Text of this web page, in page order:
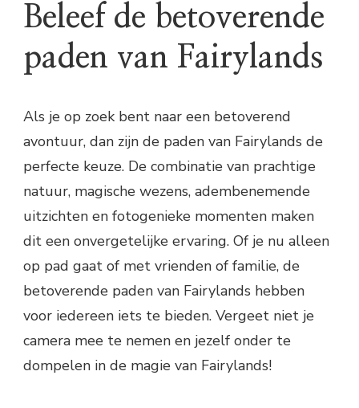
Beleef de betoverende
paden van Fairylands
Als je op zoek bent naar een betoverend
avontuur, dan zijn de paden van Fairylands de
perfecte keuze. De combinatie van prachtige
natuur, magische wezens, adembenemende
uitzichten en fotogenieke momenten maken
dit een onvergetelijke ervaring. Of je nu alleen
op pad gaat of met vrienden of familie, de
betoverende paden van Fairylands hebben
voor iedereen iets te bieden. Vergeet niet je
camera mee te nemen en jezelf onder te
dompelen in de magie van Fairylands!